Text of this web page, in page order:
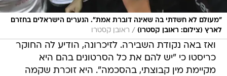
"מעולם לא חשדתי בה שאינה דוברת אמת". הנערים הישראלים בחזרם
לארץ (צילום: ראובן קסטרו) / ראובן קסטרו
ואז באה נקודת השבירה. לזיכרונה, הודיע לה החוקר
כריסטו כי "יש להם את כל הסרטונים בהם היא
מקיימת מין קבוצתי, בהסכמה". היא זוכרת שקמה